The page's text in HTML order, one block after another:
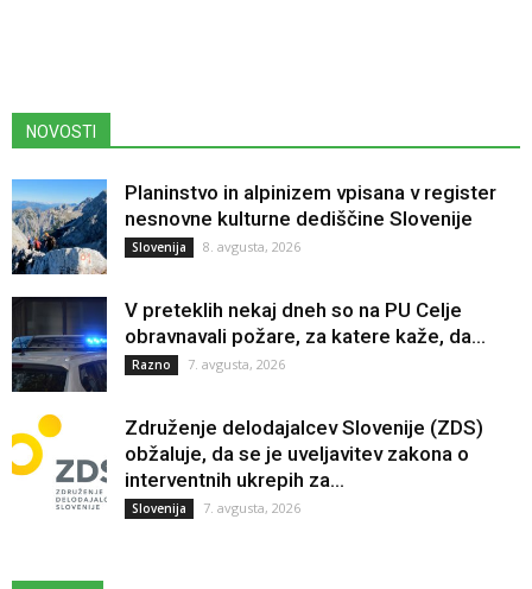
NOVOSTI
Planinstvo in alpinizem vpisana v register
nesnovne kulturne dediščine Slovenije
Slovenija 8. avgusta, 2026
V preteklih nekaj dneh so na PU Celje
obravnavali požare, za katere kaže, da...
Razno 7. avgusta, 2026
Združenje delodajalcev Slovenije (ZDS)
obžaluje, da se je uveljavitev zakona o
interventnih ukrepih za...
Slovenija 7. avgusta, 2026